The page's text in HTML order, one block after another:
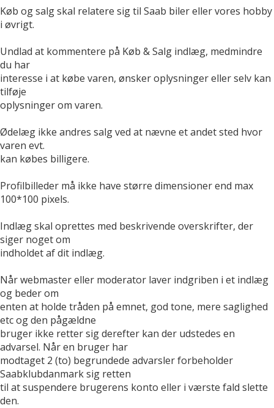
Køb og salg skal relatere sig til Saab biler eller vores hobby
i øvrigt.
Undlad at kommentere på Køb & Salg indlæg, medmindre
du har
interesse i at købe varen, ønsker oplysninger eller selv kan
tilføje
oplysninger om varen.
Ødelæg ikke andres salg ved at nævne et andet sted hvor
varen evt.
kan købes billigere.
Profilbilleder må ikke have større dimensioner end max
100*100 pixels.
Indlæg skal oprettes med beskrivende overskrifter, der
siger noget om
indholdet af dit indlæg.
Når webmaster eller moderator laver indgriben i et indlæg
og beder om
enten at holde tråden på emnet, god tone, mere saglighed
etc og den pågældne
bruger ikke retter sig derefter kan der udstedes en
advarsel. Når en bruger har
modtaget 2 (to) begrundede advarsler forbeholder
Saabklubdanmark sig retten
til at suspendere brugerens konto eller i værste fald slette
den.